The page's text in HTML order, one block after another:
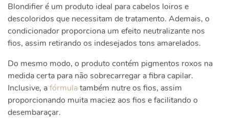
Blondifier é um produto ideal para cabelos loiros e
descoloridos que necessitam de tratamento. Ademais, o
condicionador proporciona um efeito neutralizante nos
fios, assim retirando os indesejados tons amarelados.
Do mesmo modo, o produto contém pigmentos roxos na
medida certa para não sobrecarregar a fibra capilar.
Inclusive, afórmulatambém nutre os fios, assim
proporcionando muita maciez aos fios e facilitando o
desembaraçar.